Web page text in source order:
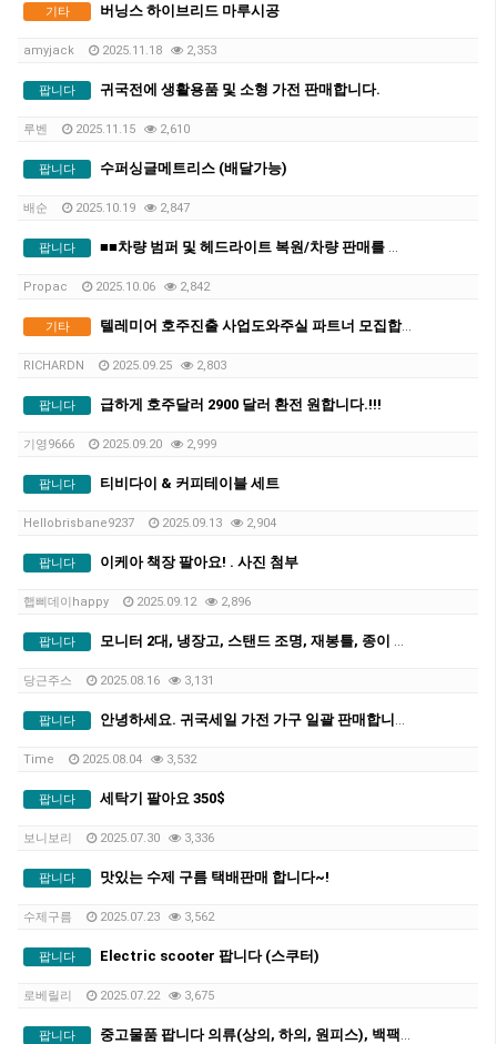
기타 버닝스 하이브리드 마루시공
amyjack 2025.11.18 2,353
팝니다 귀국전에 생활용품 및 소형 가전 판매합니다.
루벤 2025.11.15 2,610
팝니다 수퍼싱글메트리스 (배달가능)
배순 2025.10.19 2,847
팝니다 ■■차량 범퍼 및 헤드라이트 복원/차량 판매를 위한 페인트 수리해드립니다■■
Propac 2025.10.06 2,842
기타 텔레미어 호주진출 사업도와주실 파트너 모집합니다
RICHARDN 2025.09.25 2,803
팝니다 급하게 호주달러 2900 달러 환전 원합니다.!!!
기영9666 2025.09.20 2,999
팝니다 티비다이 & 커피테이블 세트
Hellobrisbane9237 2025.09.13 2,904
팝니다 이케아 책장 팔아요! . 사진 첨부
햅삐데이happy 2025.09.12 2,896
팝니다 모니터 2대, 냉장고, 스탠드 조명, 재봉틀, 종이 박스 묶음 판매합니다.
당근주스 2025.08.16 3,131
팝니다 안녕하세요. 귀국세일 가전 가구 일괄 판매합니다.
Time 2025.08.04 3,532
팝니다 세탁기 팔아요 350$
보니보리 2025.07.30 3,336
팝니다 맛있는 수제 구름 택배판매 합니다~!
수제구름 2025.07.23 3,562
팝니다 Electric scooter 팝니다 (스쿠터)
로베릴리 2025.07.22 3,675
팝니다 중고물품 팝니다 의류(상의, 하의, 원피스), 백팩, 멀티탭, 기타